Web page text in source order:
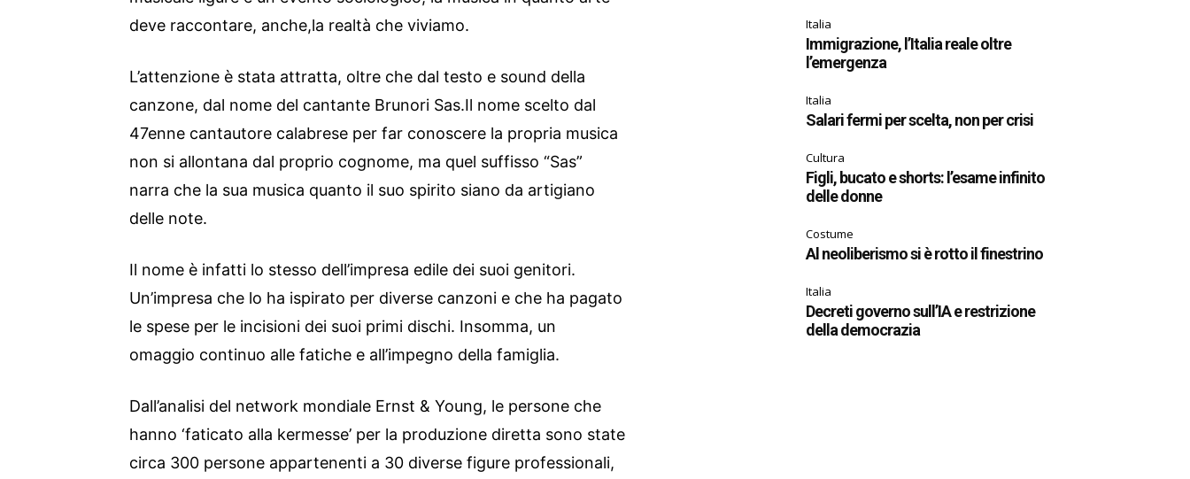
deve raccontare, anche,la realtà che viviamo.
L’attenzione è stata attratta, oltre che dal testo e sound della
canzone, dal nome del cantante Brunori Sas.Il nome scelto dal
47enne cantautore calabrese per far conoscere la propria musica
non si allontana dal proprio cognome, ma quel suffisso “Sas”
narra che la sua musica quanto il suo spirito siano da artigiano
delle note.
Il nome è infatti lo stesso dell’impresa edile dei suoi genitori.
Un’impresa che lo ha ispirato per diverse canzoni e che ha pagato
le spese per le incisioni dei suoi primi dischi. Insomma, un
omaggio continuo alle fatiche e all’impegno della famiglia.
Dall’analisi del network mondiale Ernst & Young, le persone che
hanno ‘faticato alla kermesse’ per la produzione diretta sono state
circa 300 persone appartenenti a 30 diverse figure professionali,
Italia
Immigrazione, l’Italia reale oltre
l’emergenza
Italia
Salari fermi per scelta, non per crisi
Cultura
Figli, bucato e shorts: l’esame infinito
delle donne
Costume
Al neoliberismo si è rotto il finestrino
Italia
Decreti governo sull’IA e restrizione
della democrazia